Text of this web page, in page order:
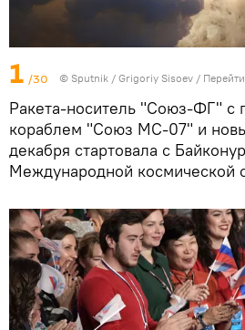
1 /30 © Sputnik / Grigoriy Sisoev /
Ракета-носитель "Союз-ФГ" с
кораблем "Союз МС-07" и
декабря стартовала с
Международной космической